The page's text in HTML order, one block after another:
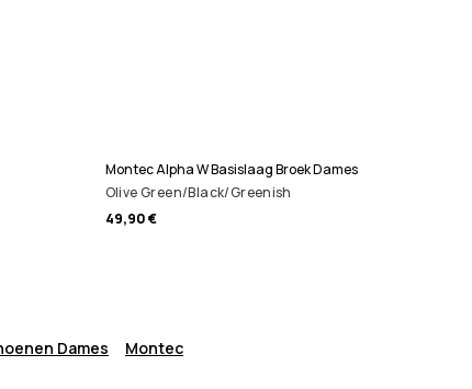
Montec Alpha W Basislaag Broek Dames
Olive Green/Black/Greenish
49,90 €
Dames Montec